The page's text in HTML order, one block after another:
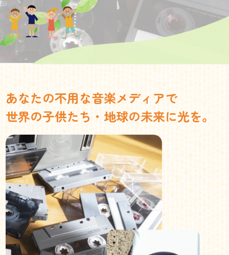
あなたの不用な音楽メディアで
世界の子供たち・地球の未来に光を。